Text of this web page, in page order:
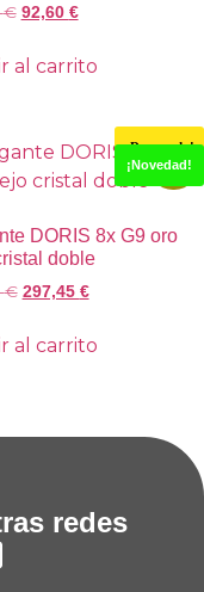
€ 92,60 €
al carrito
-15%
¡Destacado!
¡Novedad!
DORIS 8x G9 oro
doble
€ 297,45 €
al carrito
redes